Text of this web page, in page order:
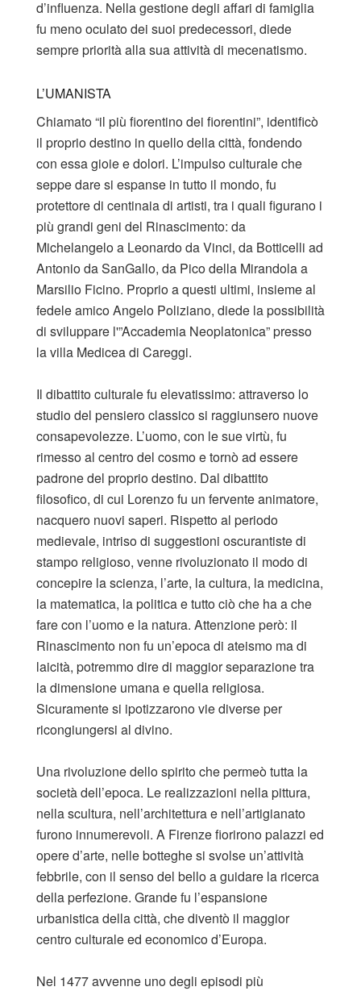
d’influenza. Nella gestione degli affari di famiglia
fu meno oculato dei suoi predecessori, diede
sempre priorità alla sua attività di mecenatismo.
L’UMANISTA
Chiamato “il più fiorentino dei fiorentini”, identificò
il proprio destino in quello della città, fondendo
con essa gioie e dolori. L’impulso culturale che
seppe dare si espanse in tutto il mondo, fu
protettore di centinaia di artisti, tra i quali figurano i
più grandi geni del Rinascimento: da
Michelangelo a Leonardo da Vinci, da Botticelli ad
Antonio da SanGallo, da Pico della Mirandola a
Marsilio Ficino. Proprio a questi ultimi, insieme al
fedele amico Angelo Poliziano, diede la possibilità
di sviluppare l'”Accademia Neoplatonica” presso
la villa Medicea di Careggi.
Il dibattito culturale fu elevatissimo: attraverso lo
studio del pensiero classico si raggiunsero nuove
consapevolezze. L’uomo, con le sue virtù, fu
rimesso al centro del cosmo e tornò ad essere
padrone del proprio destino. Dal dibattito
filosofico, di cui Lorenzo fu un fervente animatore,
nacquero nuovi saperi. Rispetto al periodo
medievale, intriso di suggestioni oscurantiste di
stampo religioso, venne rivoluzionato il modo di
concepire la scienza, l’arte, la cultura, la medicina,
la matematica, la politica e tutto ciò che ha a che
fare con l’uomo e la natura. Attenzione però: il
Rinascimento non fu un’epoca di ateismo ma di
laicità, potremmo dire di maggior separazione tra
la dimensione umana e quella religiosa.
Sicuramente si ipotizzarono vie diverse per
ricongiungersi al divino.
Una rivoluzione dello spirito che permeò tutta la
società dell’epoca. Le realizzazioni nella pittura,
nella scultura, nell’architettura e nell’artigianato
furono innumerevoli. A Firenze fiorirono palazzi ed
opere d’arte, nelle botteghe si svolse un’attività
febbrile, con il senso del bello a guidare la ricerca
della perfezione. Grande fu l’espansione
urbanistica della città, che diventò il maggior
centro culturale ed economico d’Europa.
Nel 1477 avvenne uno degli episodi più